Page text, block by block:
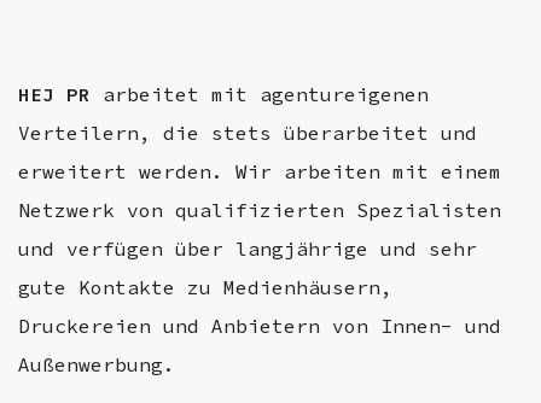
HEJ PR arbeitet mit agentureigenen
Verteilern, die stets überarbeitet und
erweitert werden. Wir arbeiten mit einem
Netzwerk von qualifizierten Spezialisten
und verfügen über langjährige und sehr
gute Kontakte zu Medienhäusern,
Druckereien und Anbietern von Innen- und
Außenwerbung.